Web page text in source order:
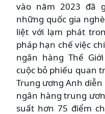
vào năm 2023 đã
những quốc gia
liệt với lạm phát
pháp hạn chế việc
ngân hàng Thế
cuộc bỏ phiếu quan
Trung ương Anh
ngân hàng trung
suất hơn 75 điểm